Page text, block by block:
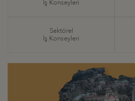
İş Konseyleri
Sektörel
İş Konseyleri